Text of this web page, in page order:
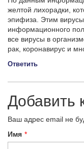
желтой лихорадки,
эпифиза. Этим вирусы
информационного
все вирусы в
рак, коронавирус и
Ответить
Добавить
Ваш адрес email не
Имя *